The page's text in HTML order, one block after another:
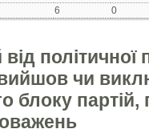
6 0
від політичної
чи
блоку